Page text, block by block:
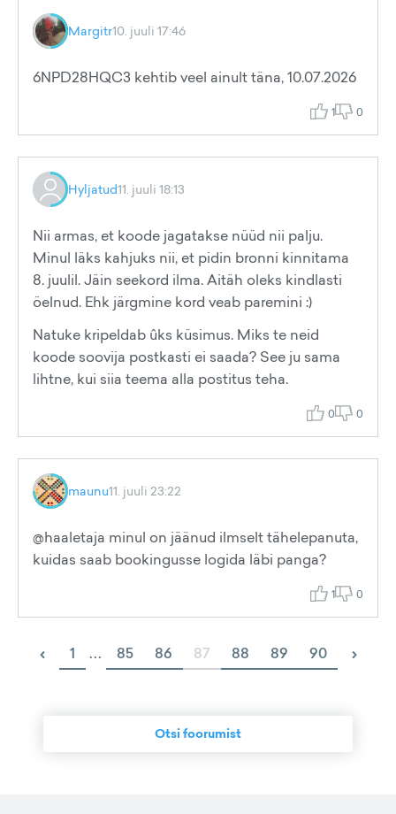
Margitr10. juuli 17:46
6NPD28HQC3 kehtib veel ainult täna, 10.07.2026
1 0
Hyljatud11. juuli 18:13
Nii armas, et koode jagatakse nüüd nii palju.
Minul läks kahjuks nii, et pidin bronni kinnitama
8. juulil. Jäin seekord ilma. Aitäh oleks kindlasti
öelnud. Ehk järgmine kord veab paremini :)
Natuke kripeldab ûks küsimus. Miks te neid
koode soovija postkasti ei saada? See ju sama
lihtne, kui siia teema alla postitus teha.
0 0
maunu11. juuli 23:22
@haaletaja minul on jäänud ilmselt tähelepanuta,
kuidas saab bookingusse logida läbi panga?
1 0
‹ 1 ... 85 86 87 88 89 90 ›
Otsi foorumist